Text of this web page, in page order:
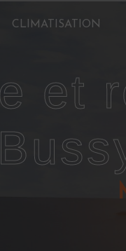
CLIMATISATION